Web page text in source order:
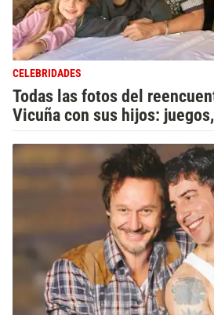
CELEBRIDADES
Todas las fotos del
Vicuña con sus hijos: